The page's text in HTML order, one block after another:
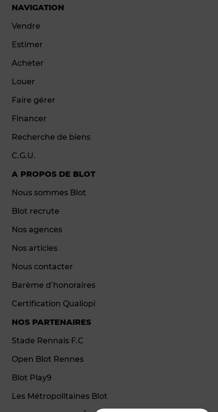
NAVIGATION
Vendre
Estimer
Acheter
Louer
Faire gérer
Financer
Recherche de biens
C.G.U.
A PROPOS DE BLOT
Nous sommes Blot
Blot recrute
Nos agences
Nos articles
Nous contacter
Barème d’honoraires
Certification Qualiopi
NOS PARTENAIRES
Stade Rennais F.C
Open Blot Rennes
Blot Play9
Les Métropolitaines Blot